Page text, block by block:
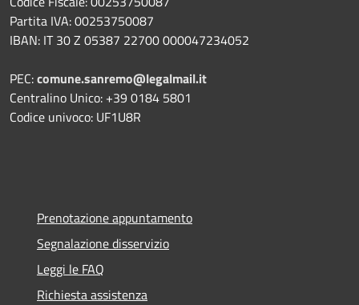
Partita IVA: 00253750087
IBAN: IT 30 Z 05387 22700 000047234052
PEC:comune.sanremo@legalmail.it
Centralino Unico: +39 0184 5801
Codice univoco: UF1U8R
Prenotazione appuntamento
Segnalazione disservizio
Leggi le FAQ
Richiesta assistenza